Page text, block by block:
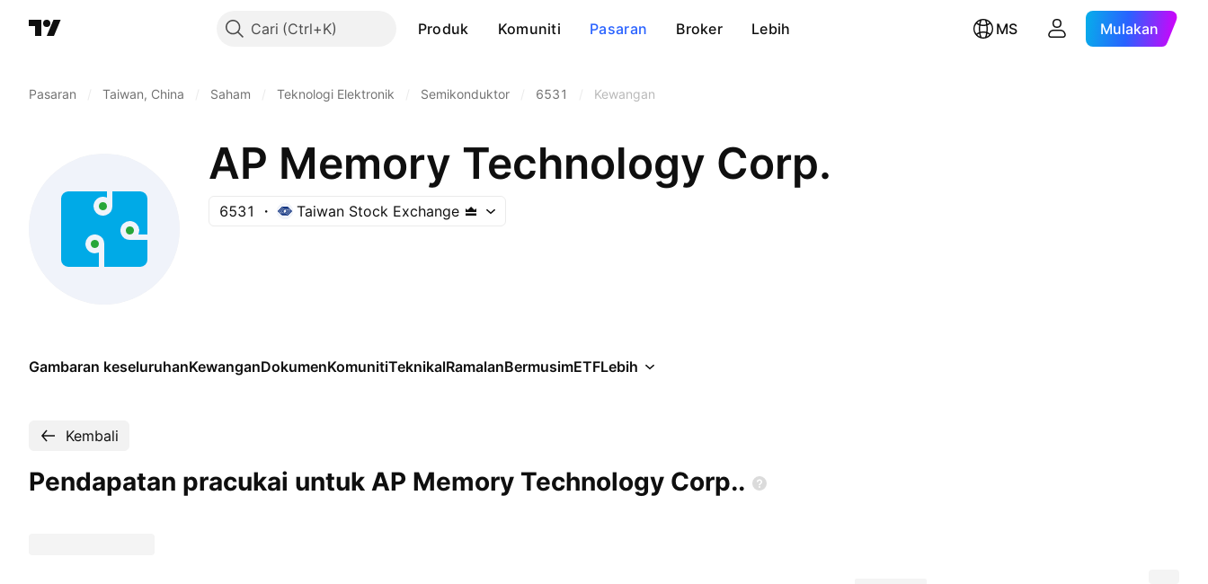
Cari Produk Komuniti Pasaran Broker Lebih MS Mulakan
Pasaran Taiwan, China Saham Teknologi Elektronik Semikonduktor 6531 Kewangan
AP Memory Technology Corp.
6531 Taiwan Stock Exchange
Gambaran keseluruhanKewanganDokumenKomunitiTeknikalRamalanBermusimETFLebih
Kembali
Pendapatan pracukai untuk AP Memory Technology Corp..